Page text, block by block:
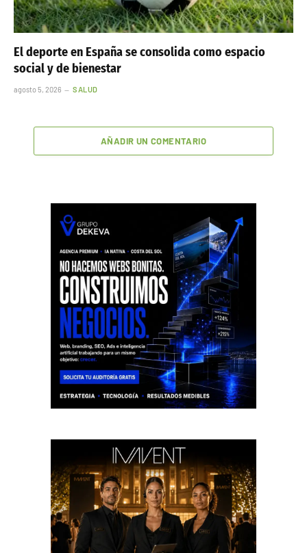
El deporte en España se consolida como espacio
social y de bienestar
agosto 5, 2026 SALUD
AÑADIR UN COMENTARIO